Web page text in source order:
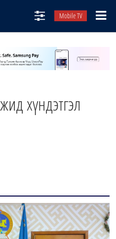
Mobile TV
хүндэтгэл